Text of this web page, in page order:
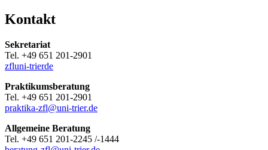
Kontakt
Sekretariat
Tel. +49 651 201-2901
zfluni-trierde
Praktikumsberatung
Tel. +49 651 201-2901
praktika-zfl@uni-trier.de
Allgemeine Beratung
Tel. +49 651 201-2245 /-1444